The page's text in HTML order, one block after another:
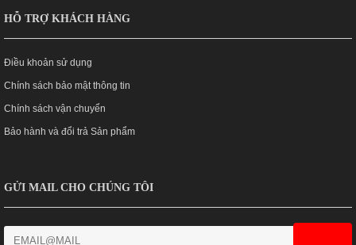
HỖ TRỢ KHÁCH HÀNG
Điều khoản sử dụng
Chính sách bảo mật thông tin
Chính sách vận chuyển
Bảo hành và đổi trả Sản phẩm
GỬI MAIL CHO CHÚNG TÔI